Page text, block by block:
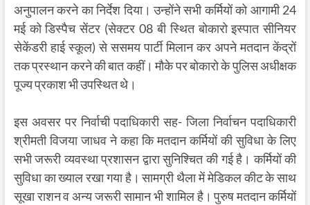
अनुपालन करने का निर्देश दिया। उन्होंने सभी कर्मियों को आगामी 24
मई को डिस्पैच सेंटर (सेक्टर 08 बी स्थित बोकारो इस्पात सीनियर
सेकेंडरी हाई स्कूल) से ससमय पार्टी मिलान कर अपने मतदान केंद्रों
तक प्रस्थान करने की बात कहीं। मौके पर बोकारो के पुलिस अधीक्षक
पूज्य प्रकाश भी उपस्थित थे।
इस अवसर पर निर्वाची पदाधिकारी सह- जिला निर्वाचन पदाधिकारी
श्रीमती विजया जाधव ने कहा कि मतदान कर्मियों की सुविधा के लिए
सभी जरूरी व्यवस्था प्रशासन द्वारा सुनिश्चित की गई है। कर्मियों की
सुविधा का ख्याल रखा गया है। सामग्री थैला में मेडिकल कीट के साथ
सूखा राशन व अन्य जरूरी सामान भी शामिल है। पुरुष मतदान कर्मियों